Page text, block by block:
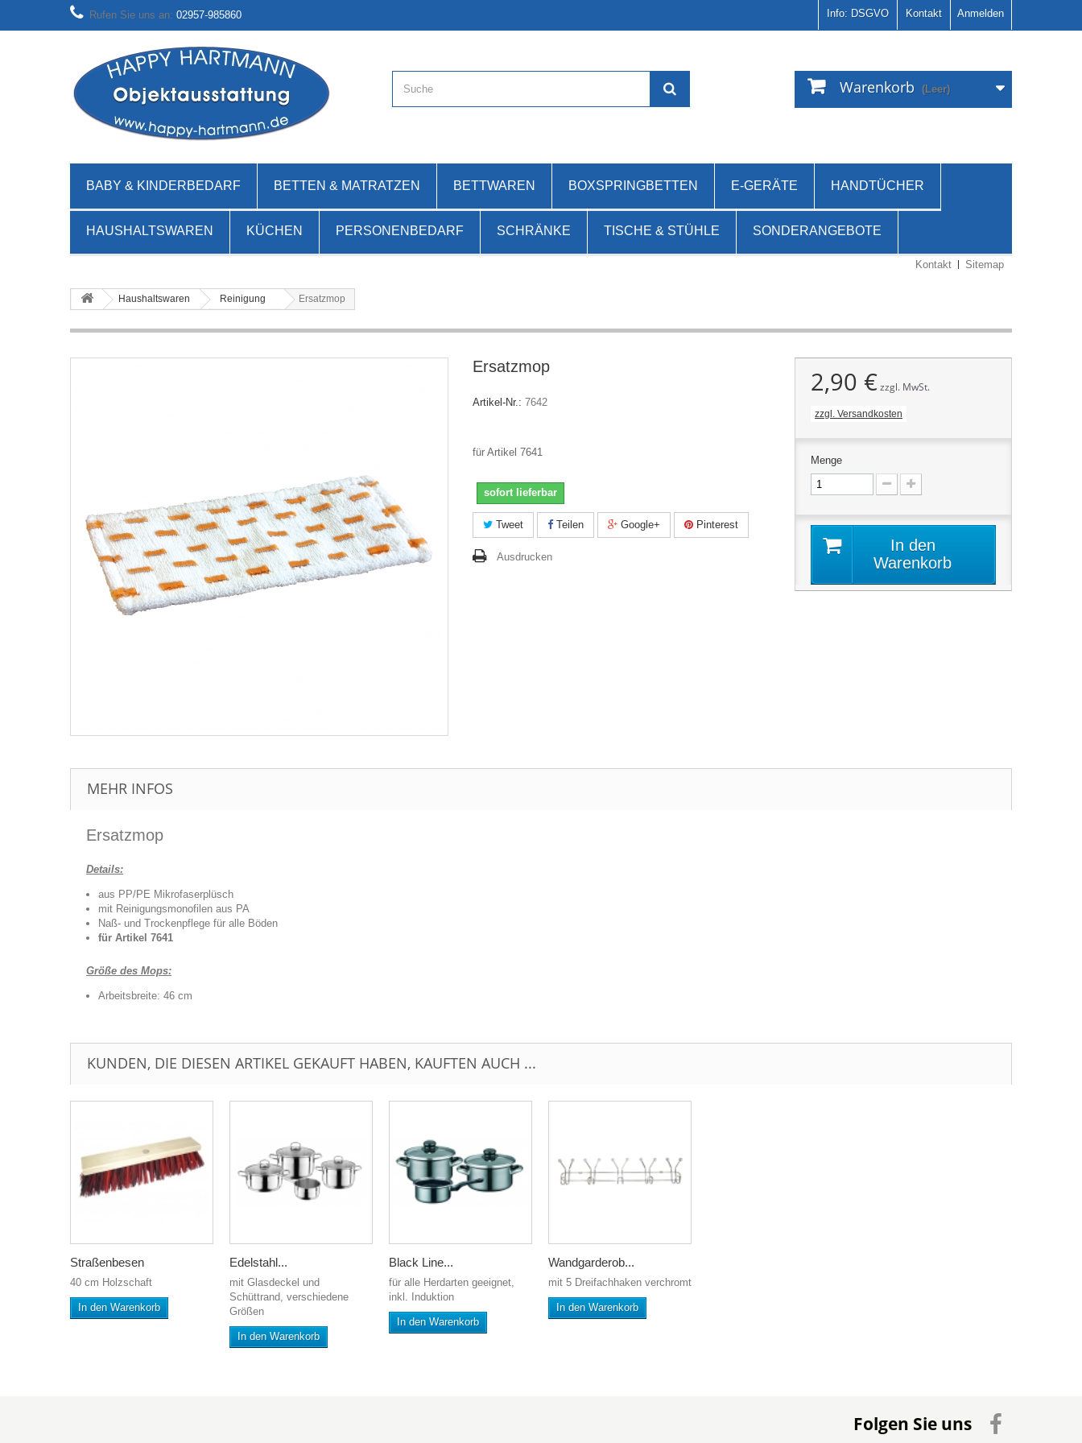
Anmelden
Kontakt
Info: DSGVO
Rufen Sie uns an: 02957-985860
Warenkorb (Leer)
BABY & KINDERBEDARF BETTEN & MATRATZEN BETTWAREN BOXSPRINGBETTEN E-GERÄTE HANDTÜCHER
HAUSHALTSWAREN KÜCHEN PERSONENBEDARF SCHRÄNKE TISCHE & STÜHLE SONDERANGEBOTE
Kontakt Sitemap
Haushaltswaren Reinigung Ersatzmop
Ersatzmop
Artikel-Nr.: 7642
für Artikel 7641
sofort lieferbar
Tweet Teilen Google+ Pinterest
Ausdrucken
2,90 €zzgl. MwSt.
zzgl. Versandkosten
Menge
In den
Warenkorb
MEHR INFOS
Ersatzmop
Details:
aus PP/PE Mikrofaserplüsch
mit Reinigungsmonofilen aus PA
Naß- und Trockenpflege für alle Böden
für Artikel 7641
Größe des Mops:
Arbeitsbreite: 46 cm
KUNDEN, DIE DIESEN ARTIKEL GEKAUFT HABEN, KAUFTEN AUCH ...
Straßenbesen
40 cm Holzschaft
In den Warenkorb
Edelstahl...
mit Glasdeckel und
Schüttrand, verschiedene
Größen
In den Warenkorb
Black Line...
für alle Herdarten geeignet,
inkl. Induktion
In den Warenkorb
Wandgarderob...
mit 5 Dreifachhaken verchromt
In den Warenkorb
Folgen Sie uns